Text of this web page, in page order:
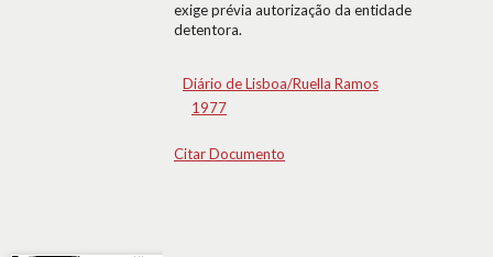
exige prévia autorização da entidade
detentora.
Diário de Lisboa/Ruella Ramos
1977
Citar Documento